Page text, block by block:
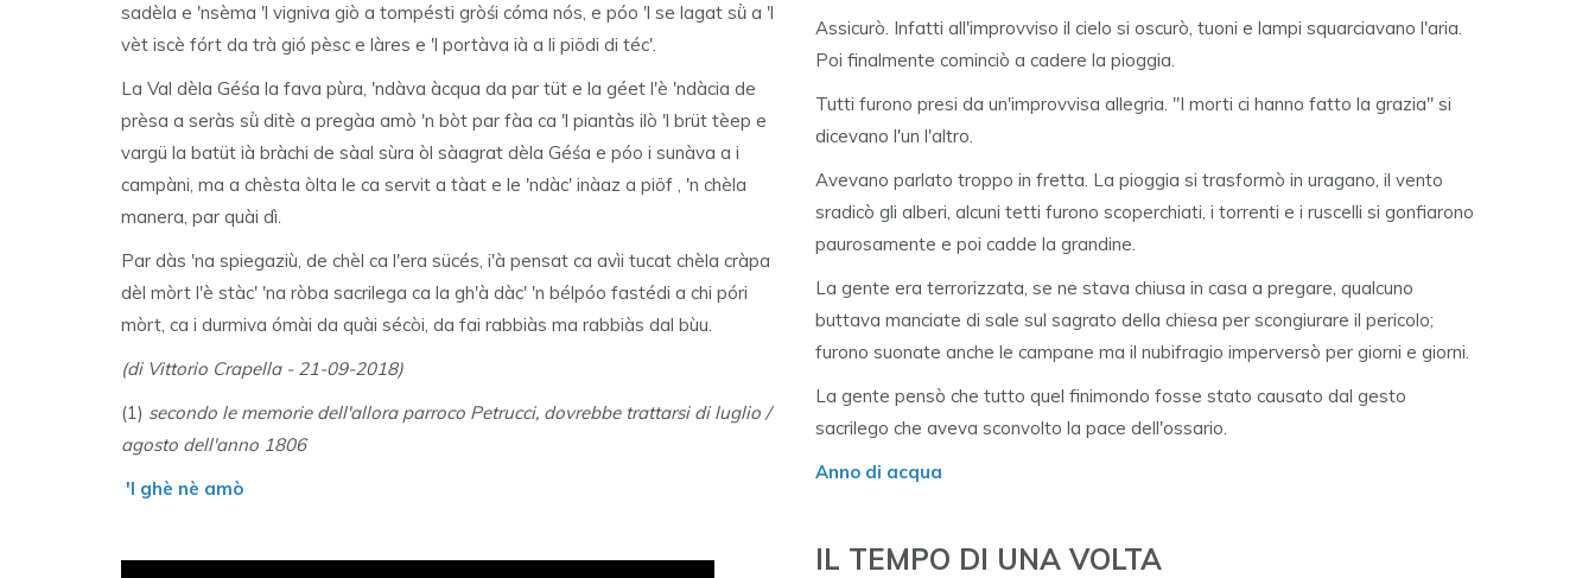
sadèla e 'nsèma 'l vigniva giò a tompésti gròśi cóma nós, e póo 'l se lagat sǜ a 'l
vèt iscè fórt da trà gió pèsc e làres e 'l portàva ià a li piödi di téc'.
La Val dèla Géśa la fava pùra, 'ndàva àcqua da par tüt e la géet l'è 'ndàcia de
prèsa a seràs sǜ ditè a pregàa amò 'n bòt par fàa ca 'l piantàs ilò 'l brüt tèep e
vargü la batüt ià bràchi de sàal sùra òl sàagrat dèla Géśa e póo i sunàva a i
campàni, ma a chèsta òlta le ca servit a tàat e le 'ndàc' inàaz a piöf , 'n chèla
manera, par quài dì.
Par dàs 'na spiegaziù, de chèl ca l'era sücés, i'à pensat ca avìi tucat chèla cràpa
dèl mòrt l'è stàc' 'na ròba sacrilega ca la gh'à dàc' 'n bélpóo fastédi a chi póri
mòrt, ca i durmiva ómài da quài sécòi, da fai rabbiàs ma rabbiàs dal bùu.
(di Vittorio Crapella - 21-09-2018)
(1) secondo le memorie dell'allora parroco Petrucci, dovrebbe trattarsi di luglio /
agosto dell'anno 1806
'l ghè nè amò
Assicurò. Infatti all'improvviso il cielo si oscurò, tuoni e lampi squarciavano l'aria.
Poi finalmente cominciò a cadere la pioggia.
Tutti furono presi da un'improvvisa allegria. "I morti ci hanno fatto la grazia" si
dicevano l'un l'altro.
Avevano parlato troppo in fretta. La pioggia si trasformò in uragano, il vento
sradicò gli alberi, alcuni tetti furono scoperchiati, i torrenti e i ruscelli si gonfiarono
paurosamente e poi cadde la grandine.
La gente era terrorizzata, se ne stava chiusa in casa a pregare, qualcuno
buttava manciate di sale sul sagrato della chiesa per scongiurare il pericolo;
furono suonate anche le campane ma il nubifragio imperversò per giorni e giorni.
La gente pensò che tutto quel finimondo fosse stato causato dal gesto
sacrilego che aveva sconvolto la pace dell'ossario.
Anno di acqua
IL TEMPO DI UNA VOLTA